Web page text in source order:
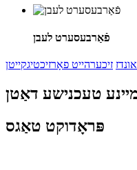
פֿאַרבעסערט לעבן
זיכערהייט פאָרזיכטיגקייטן
טעכנישע דאַטן
פּראָדוקט טאַגס